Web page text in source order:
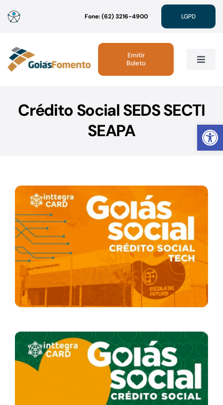
Abrir
para
conteúdo
Fone: (62) 3216-4900 LGPD
Toggle
Sustentabilidade
Acesso à Informação
Emitir
Boleto
Crédito Social SEDS SECTI
SEAPA